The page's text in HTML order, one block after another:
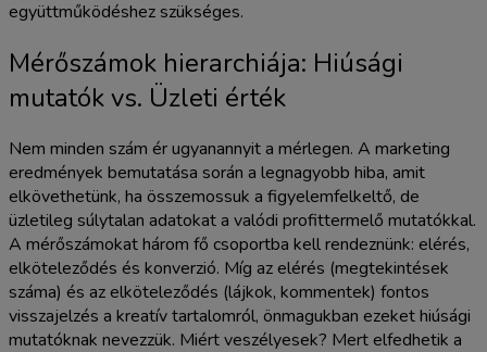
együttműködéshez szükséges.
Mérőszámok hierarchiája: Hiúsági
mutatók vs. Üzleti érték
Nem minden szám ér ugyanannyit a mérlegen. A marketing
eredmények bemutatása során a legnagyobb hiba, amit
elkövethetünk, ha összemossuk a figyelemfelkeltő, de
üzletileg súlytalan adatokat a valódi profittermelő mutatókkal.
A mérőszámokat három fő csoportba kell rendeznünk: elérés,
elköteleződés és konverzió. Míg az elérés (megtekintések
száma) és az elköteleződés (lájkok, kommentek) fontos
visszajelzés a kreatív tartalomról, önmagukban ezeket hiúsági
mutatóknak nevezzük. Miért veszélyesek? Mert elfedhetik a